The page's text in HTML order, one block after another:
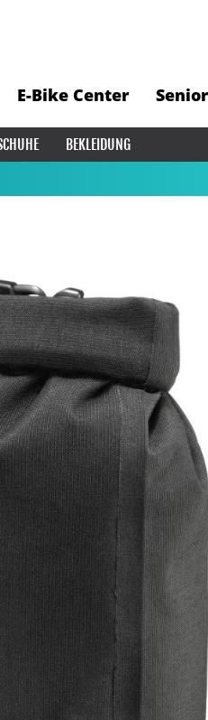
E-Bike Center
BEKLEIDUNG